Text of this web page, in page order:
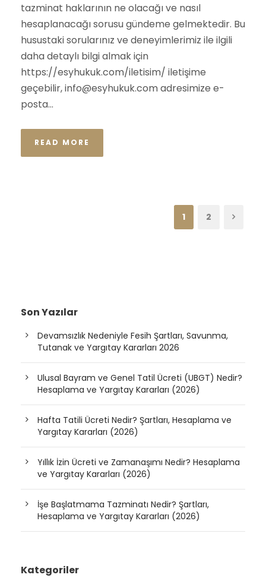
tazminat haklarının ne olacağı ve nasıl
hesaplanacağı sorusu gündeme gelmektedir. Bu
husustaki sorularınız ve deneyimlerimiz ile ilgili
daha detaylı bilgi almak için
https://esyhukuk.com/iletisim/ iletişime
geçebilir, info@esyhukuk.com adresimize e-
posta...
READ MORE
1 2
Son Yazılar
Devamsızlık Nedeniyle Fesih Şartları, Savunma,
Tutanak ve Yargıtay Kararları 2026
Ulusal Bayram ve Genel Tatil Ücreti (UBGT) Nedir?
Hesaplama ve Yargıtay Kararları (2026)
Hafta Tatili Ücreti Nedir? Şartları, Hesaplama ve
Yargıtay Kararları (2026)
Yıllık İzin Ücreti ve Zamanaşımı Nedir? Hesaplama
ve Yargıtay Kararları (2026)
İşe Başlatmama Tazminatı Nedir? Şartları,
Hesaplama ve Yargıtay Kararları (2026)
Kategoriler